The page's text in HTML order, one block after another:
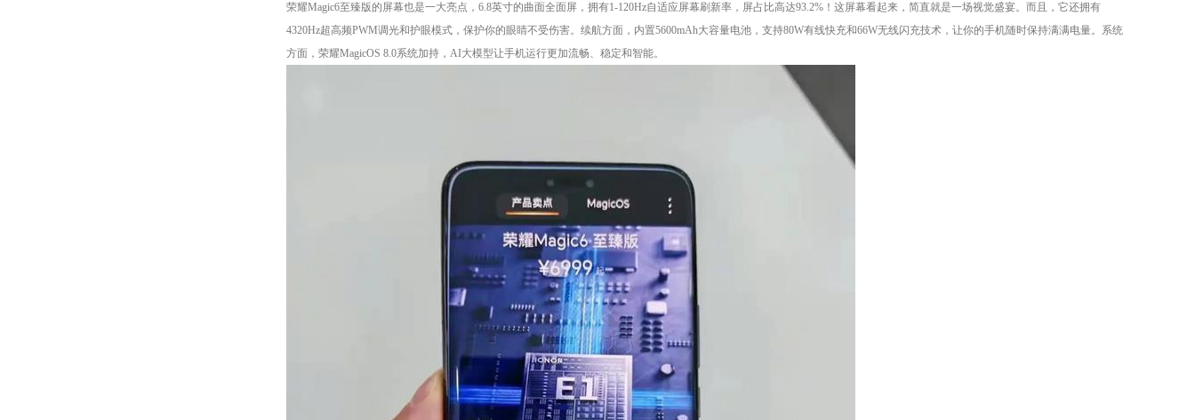
荣耀Magic6至臻版的屏幕也是一大亮点，6.8英寸的曲面全面屏，拥有1-120Hz自适应屏幕刷新率，屏占比高达93.2%！这屏幕看起来，简直就是一场视觉盛宴。而且，它还拥有
4320Hz超高频PWM调光和护眼模式，保护你的眼睛不受伤害。续航方面，内置5600mAh大容量电池，支持80W有线快充和66W无线闪充技术，让你的手机随时保持满满电量。系统
方面，荣耀MagicOS 8.0系统加持，AI大模型让手机运行更加流畅、稳定和智能。